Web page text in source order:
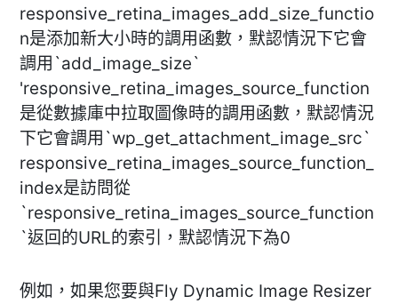
responsive_retina_images_add_size_functio
n是添加新大小時的調用函數，默認情況下它會
調用`add_image_size`
'responsive_retina_images_source_function
是從數據庫中拉取圖像時的調用函數，默認情況
下它會調用`wp_get_attachment_image_src`
responsive_retina_images_source_function_
index是訪問從
`responsive_retina_images_source_function
`返回的URL的索引，默認情況下為0
例如，如果您要與Fly Dynamic Image Resizer